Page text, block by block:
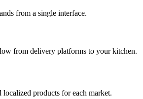
from a single interface.
from delivery platforms to your kitchen.
products for each market.